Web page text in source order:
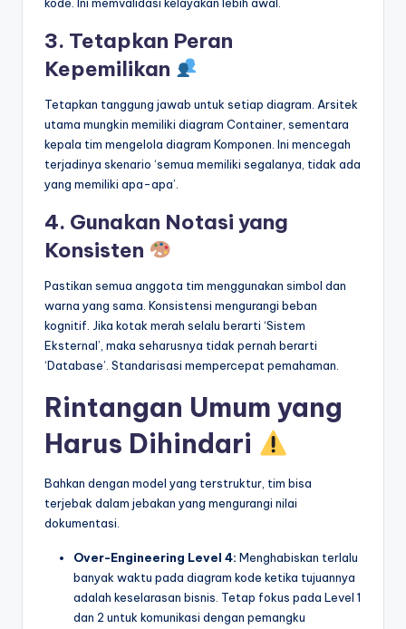
kode. Ini memvalidasi kelayakan lebih awal.
3. Tetapkan Peran
Kepemilikan
Tetapkan tanggung jawab untuk setiap diagram. Arsitek
utama mungkin memiliki diagram Container, sementara
kepala tim mengelola diagram Komponen. Ini mencegah
terjadinya skenario ‘semua memiliki segalanya, tidak ada
yang memiliki apa-apa’.
4. Gunakan Notasi yang
Konsisten
Pastikan semua anggota tim menggunakan simbol dan
warna yang sama. Konsistensi mengurangi beban
kognitif. Jika kotak merah selalu berarti ‘Sistem
Eksternal’, maka seharusnya tidak pernah berarti
‘Database’. Standarisasi mempercepat pemahaman.
Rintangan Umum yang
Harus Dihindari
Bahkan dengan model yang terstruktur, tim bisa
terjebak dalam jebakan yang mengurangi nilai
dokumentasi.
Over-Engineering Level 4: Menghabiskan terlalu
banyak waktu pada diagram kode ketika tujuannya
adalah keselarasan bisnis. Tetap fokus pada Level 1
dan 2 untuk komunikasi dengan pemangku